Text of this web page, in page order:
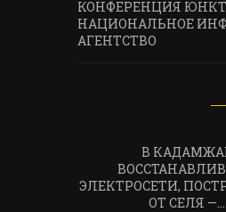
КОНФЕРЕНЦИЯ
НАЦИОНАЛЬНОЕ
АГЕНТСТВО
В
ЭЛЕКТРОСЕТИ,
ОТ СЕЛЯ —...